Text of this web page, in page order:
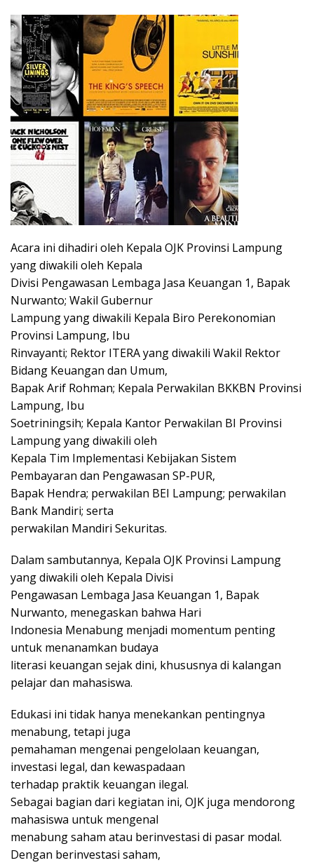
Acara ini dihadiri oleh Kepala OJK Provinsi Lampung
yang diwakili oleh Kepala
Divisi Pengawasan Lembaga Jasa Keuangan 1, Bapak
Nurwanto; Wakil Gubernur
Lampung yang diwakili Kepala Biro Perekonomian
Provinsi Lampung, Ibu
Rinvayanti; Rektor ITERA yang diwakili Wakil Rektor
Bidang Keuangan dan Umum,
Bapak Arif Rohman; Kepala Perwakilan BKKBN Provinsi
Lampung, Ibu
Soetriningsih; Kepala Kantor Perwakilan BI Provinsi
Lampung yang diwakili oleh
Kepala Tim Implementasi Kebijakan Sistem
Pembayaran dan Pengawasan SP-PUR,
Bapak Hendra; perwakilan BEI Lampung; perwakilan
Bank Mandiri; serta
perwakilan Mandiri Sekuritas.
Dalam sambutannya, Kepala OJK Provinsi Lampung
yang diwakili oleh Kepala Divisi
Pengawasan Lembaga Jasa Keuangan 1, Bapak
Nurwanto, menegaskan bahwa Hari
Indonesia Menabung menjadi momentum penting
untuk menanamkan budaya
literasi keuangan sejak dini, khususnya di kalangan
pelajar dan mahasiswa.
Edukasi ini tidak hanya menekankan pentingnya
menabung, tetapi juga
pemahaman mengenai pengelolaan keuangan,
investasi legal, dan kewaspadaan
terhadap praktik keuangan ilegal.
Sebagai bagian dari kegiatan ini, OJK juga mendorong
mahasiswa untuk mengenal
menabung saham atau berinvestasi di pasar modal.
Dengan berinvestasi saham,